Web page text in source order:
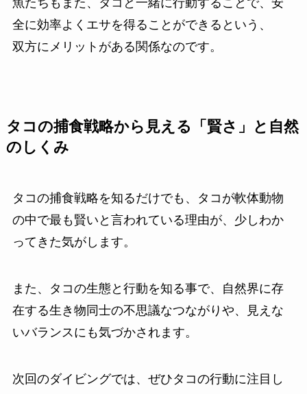
魚たちもまた、タコと一緒に行動することで、安
全に効率よくエサを得ることができるという、
双方にメリットがある関係なのです。
タコの捕食戦略から見える「賢さ」と自然
のしくみ
タコの捕食戦略を知るだけでも、タコが軟体動物
の中で最も賢いと言われている理由が、少しわか
ってきた気がします。
また、タコの生態と行動を知る事で、自然界に存
在する生き物同士の不思議なつながりや、見えな
いバランスにも気づかされます。
次回のダイビングでは、ぜひタコの行動に注目し